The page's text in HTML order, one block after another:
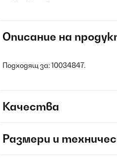
Описание на
Подходящ за: 10034847.
Качества
Размери и